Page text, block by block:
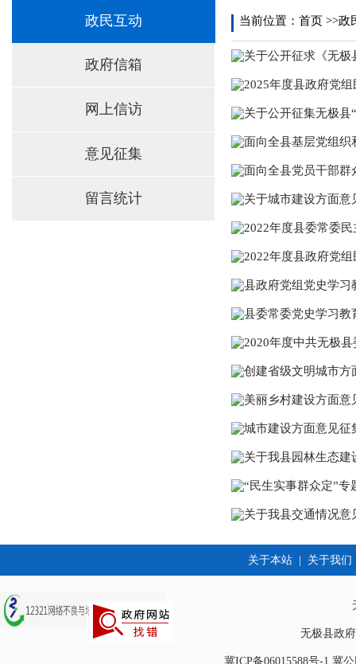
政民互动
政府信箱
网上信访
意见征集
留言统计
当前位置： 首页 >>政
关于公开征求《无
2025年度县政府党
关于公开征集无极县
面向全县基层党组织
面向全县党员干部群
关于城市建设方面意
2022年度县委常委
2022年度县政府党
县政府党组党史学习
县委常委党史学习教
2020年度中共无极
创建省级文明城市方
美丽乡村建设方面意
城市建设方面意见征
关于我县园林生态建
“民生实事群众定”
关于我县交通情况意